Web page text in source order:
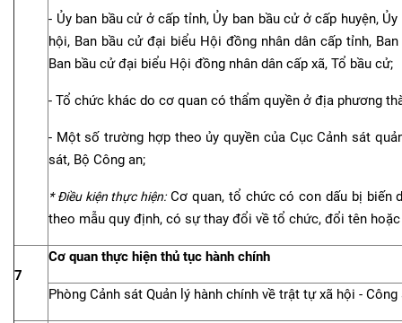
- Ủy ban bầu cử ở cấp tỉnh, Ủy ban bầu cử ở cấp huyện,
hội, Ban bầu cử đại biểu Hội đồng nhân dân cấp tỉnh,
Ban bầu cử đại biểu Hội đồng nhân dân cấp xã, Tổ bầu cử;
- Tổ chức khác do cơ quan có thẩm quyền ở địa phương
- Một số trường hợp theo ủy quyền của Cục Cảnh sát
sát, Bộ Công an;
* Điều kiện thực hiện:Cơ quan, tổ chức có con dấu bị biến
theo mẫu quy định, có sự thay đổi về tổ chức, đổi tên
7
Cơ quan thực hiện thủ tục hành chính
Phòng Cảnh sát Quản lý hành chính về trật tự xã hội -